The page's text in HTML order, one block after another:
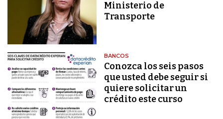
Ministerio de
Transporte
BANCOS
Conozca los seis pasos
que usted debe seguir si
quiere solicitar un
crédito este curso